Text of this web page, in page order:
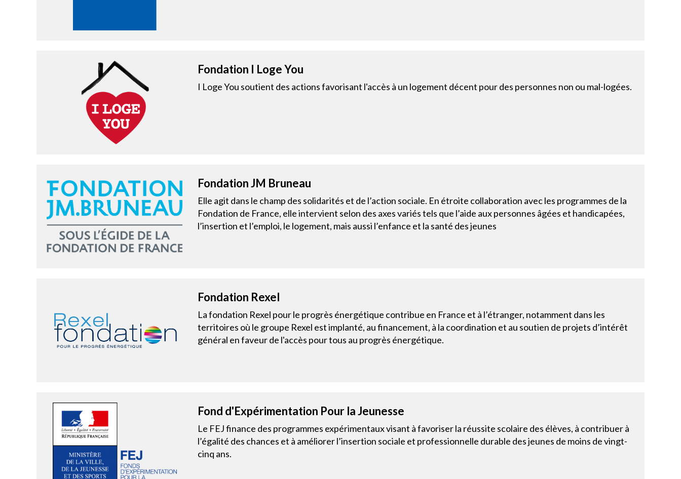
Fondation I Loge You
I Loge You soutient des actions favorisant l'accès à un logement décent pour des personnes non ou mal-logées.
Fondation JM Bruneau
Elle agit dans le champ des solidarités et de l’action sociale. En étroite collaboration avec les programmes de la
Fondation de France, elle intervient selon des axes variés tels que l’aide aux personnes âgées et handicapées,
l’insertion et l’emploi, le logement, mais aussi l’enfance et la santé des jeunes
Fondation Rexel
La fondation Rexel pour le progrès énergétique contribue en France et à l’étranger, notamment dans les
territoires où le groupe Rexel est implanté, au financement, à la coordination et au soutien de projets d’intérêt
général en faveur de l'accès pour tous au progrès énergétique.
Fond d'Expérimentation Pour la Jeunesse
Le FEJ finance des programmes expérimentaux visant à favoriser la réussite scolaire des élèves, à contribuer à
l’égalité des chances et à améliorer l’insertion sociale et professionnelle durable des jeunes de moins de vingt-
cinq ans.